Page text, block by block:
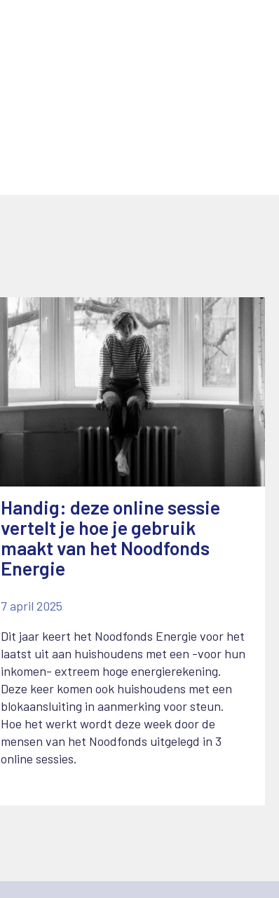
Handig: deze online sessie
vertelt je hoe je gebruik
maakt van het Noodfonds
Energie
7 april 2025
Dit jaar keert het Noodfonds Energie voor het
laatst uit aan huishoudens met een -voor hun
inkomen- extreem hoge energierekening.
Deze keer komen ook huishoudens met een
blokaansluiting in aanmerking voor steun.
Hoe het werkt wordt deze week door de
mensen van het Noodfonds uitgelegd in 3
online sessies.